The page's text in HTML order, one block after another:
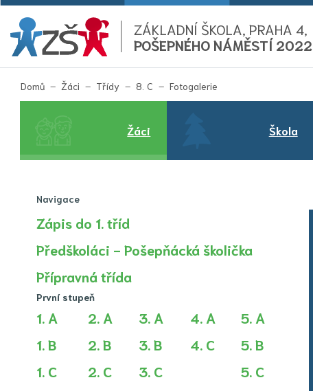
ZÁKLADNÍ ŠKOLA, PRAHA 4,
POŠEPNÉHO NÁMĚSTÍ 2022
Domů Žáci Třídy 8. C Fotogalerie
Žáci Škola
Navigace
Zápis do 1. tříd
Předškoláci - Pošepňácká školička
Přípravná třída
První stupeň
1. A
1. B
1. C
2. A
2. B
2. C
3. A
3. B
3. C
4. A
4. C
5. A
5. B
5. C